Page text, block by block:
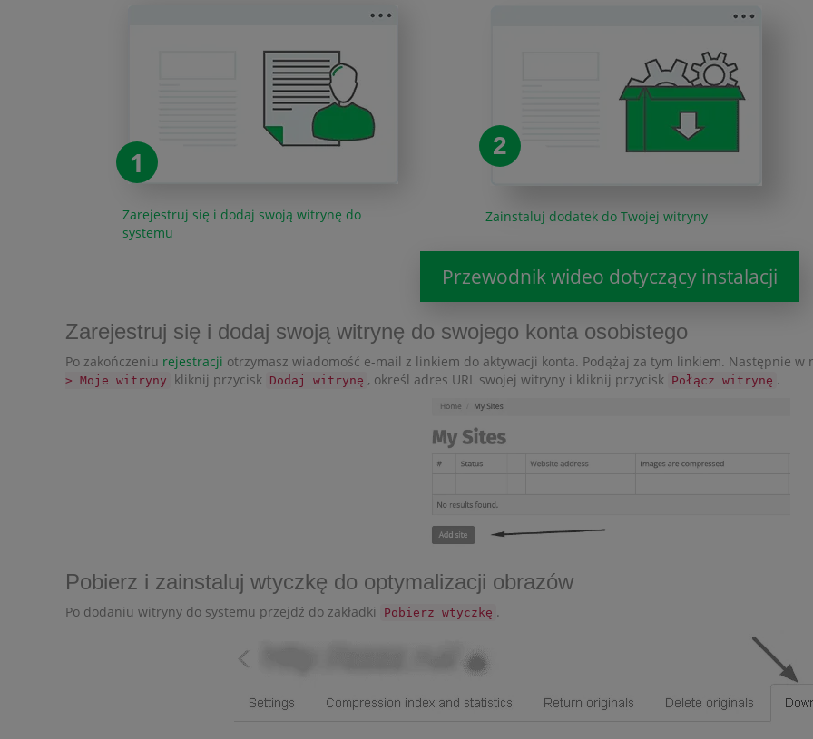
1
Zarejestruj się i dodaj swoją witrynę do
systemu
2
Zainstaluj dodatek do Twojej witryny
Przewodnik wideo dotyczący instalacji
Zarejestruj się i dodaj swoją witrynę do swojego konta osobistego
Po zakończeniu rejestracji otrzymasz wiadomość e-mail z linkiem do aktywacji konta. Podążaj za tym linkiem. Następnie
> Moje witryny kliknij przycisk Dodaj witrynę , określ adres URL swojej witryny i kliknij przycisk Połącz witrynę .
Pobierz i zainstaluj wtyczkę do optymalizacji obrazów
Po dodaniu witryny do systemu przejdź do zakładki Pobierz wtyczkę .